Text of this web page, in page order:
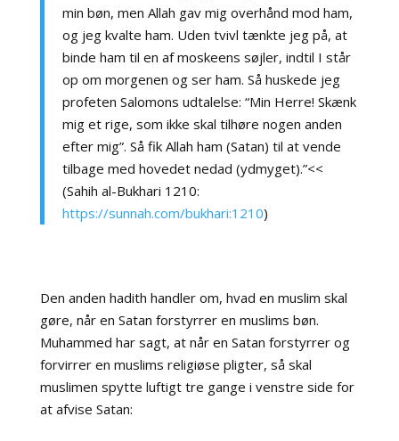
min bøn, men Allah gav mig overhånd mod ham,
og jeg kvalte ham. Uden tvivl tænkte jeg på, at
binde ham til en af moskeens søjler, indtil I står
op om morgenen og ser ham. Så huskede jeg
profeten Salomons udtalelse: “Min Herre! Skænk
mig et rige, som ikke skal tilhøre nogen anden
efter mig”. Så fik Allah ham (Satan) til at vende
tilbage med hovedet nedad (ydmyget).”<<
(Sahih al-Bukhari 1210:
https://sunnah.com/bukhari:1210)
Den anden hadith handler om, hvad en muslim skal
gøre, når en Satan forstyrrer en muslims bøn.
Muhammed har sagt, at når en Satan forstyrrer og
forvirrer en muslims religiøse pligter, så skal
muslimen spytte luftigt tre gange i venstre side for
at afvise Satan: